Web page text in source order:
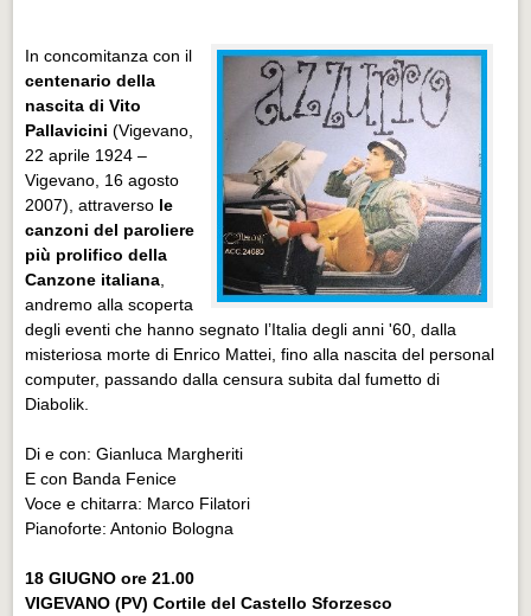
In concomitanza con il
centenario della
nascita di Vito
Pallavicini (Vigevano,
22 aprile 1924 –
Vigevano, 16 agosto
2007), attraverso le
canzoni del paroliere
più prolifico della
Canzone italiana
andremo alla scoperta
degli eventi che hanno segnato l’Italia degli anni '60, dalla
misteriosa morte di Enrico Mattei, fino alla nascita del personal
computer, passando dalla censura subita dal fumetto di
Diabolik.
Di e con: Gianluca Margheriti
E con Banda Fenice
Voce e chitarra: Marco Filatori
Pianoforte: Antonio Bologna
18 GIUGNO ore 21.00
VIGEVANO (PV) Cortile del Castello Sforzesco